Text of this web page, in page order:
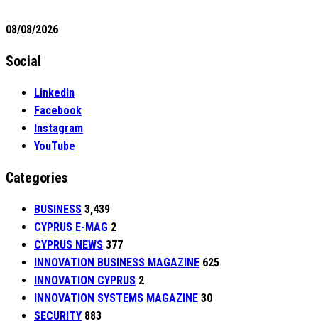
08/08/2026
Social
Linkedin
Facebook
Instagram
YouTube
Categories
BUSINESS 3,439
CYPRUS E-MAG 2
CYPRUS NEWS 377
INNOVATION BUSINESS MAGAZINE 625
INNOVATION CYPRUS 2
INNOVATION SYSTEMS MAGAZINE 30
SECURITY 883